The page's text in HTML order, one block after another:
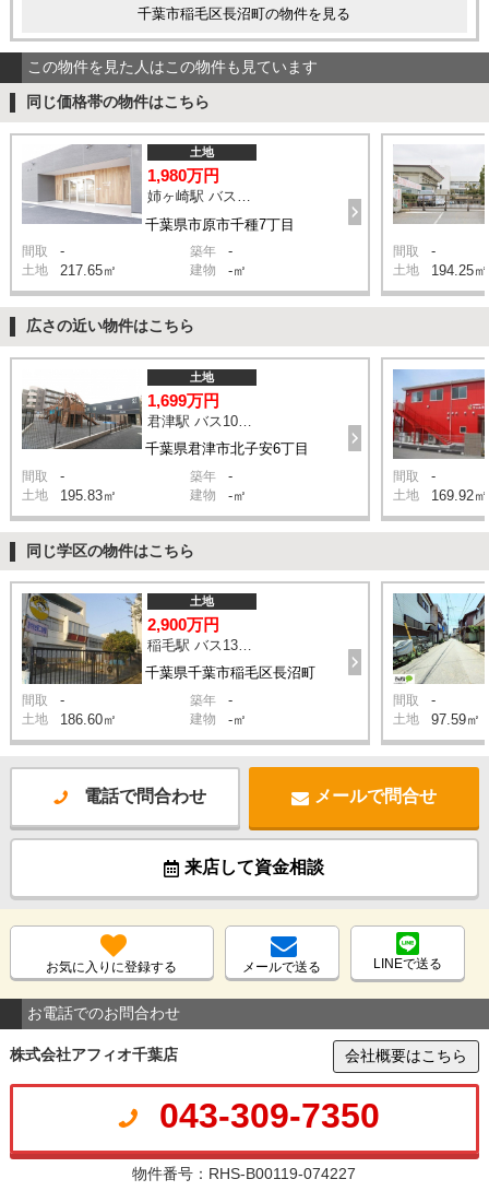
千葉市稲毛区長沼町の物件を見る
この物件を見た人はこの物件も見ています
同じ価格帯の物件はこちら
千葉県市原市千種7丁目
土地
1,980万円
姉ヶ崎駅 バス7分 停歩6分
間取 - 築年 -
土地 217.65㎡ 建物 -㎡
間取 -
土地 194.25㎡
広さの近い物件はこちら
千葉県君津市北子安6丁目
土地
1,699万円
間取 - 築年 -
土地 195.83㎡ 建物 -㎡
間取 -
土地 169.92㎡
同じ学区の物件はこちら
千葉県千葉市稲毛区長沼町
土地
2,900万円
稲毛駅 バス13分 停歩8分
間取 - 築年 -
土地 186.60㎡ 建物 -㎡
間取 -
土地 97.59㎡
電話で問合わせ メールで問合せ
来店して資金相談
お気に入りに登録する メールで送る LINEで送る
お電話でのお問合わせ
株式会社アフィオ千葉店 会社概要はこちら
043-309-7350
物件番号：RHS-B00119-074227